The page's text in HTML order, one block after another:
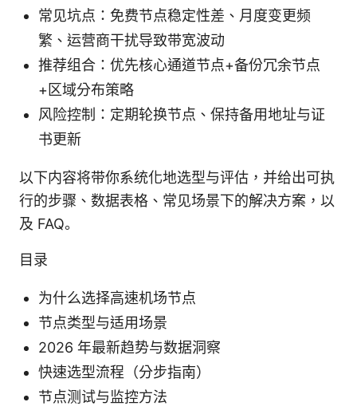
常见坑点：免费节点稳定性差、月度变更频
繁、运营商干扰导致带宽波动
推荐组合：优先核心通道节点+备份冗余节点
+区域分布策略
风险控制：定期轮换节点、保持备用地址与证
书更新
以下内容将带你系统化地选型与评估，并给出可执
行的步骤、数据表格、常见场景下的解决方案，以
及 FAQ。
目录
为什么选择高速机场节点
节点类型与适用场景
2026 年最新趋势与数据洞察
快速选型流程（分步指南）
节点测试与监控方法